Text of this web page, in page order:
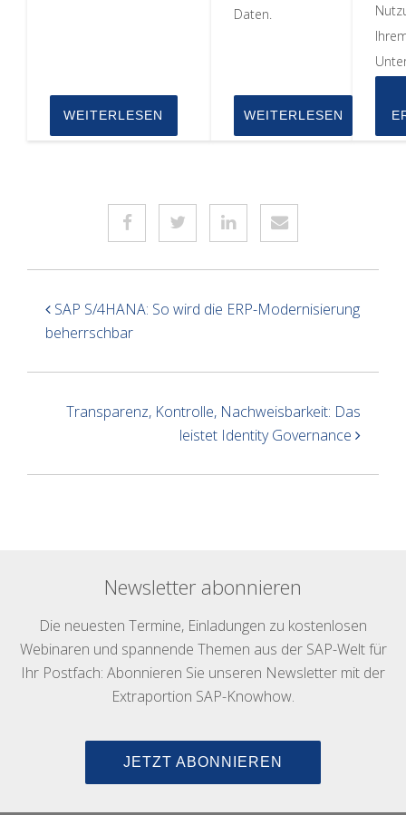
WEITERLESEN
Daten.
WEITERLESEN
SAP S/4HANA: So wird die ERP-Modernisierung
beherrschbar
Transparenz, Kontrolle, Nachweisbarkeit: Das
leistet Identity Governance
Newsletter abonnieren
Die neuesten Termine, Einladungen zu kostenlosen
Webinaren und spannende Themen aus der SAP-Welt für
Ihr Postfach: Abonnieren Sie unseren Newsletter mit der
Extraportion SAP-Knowhow.
JETZT ABONNIEREN